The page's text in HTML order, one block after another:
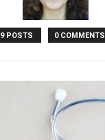
9 POSTS 0 COMMENTS